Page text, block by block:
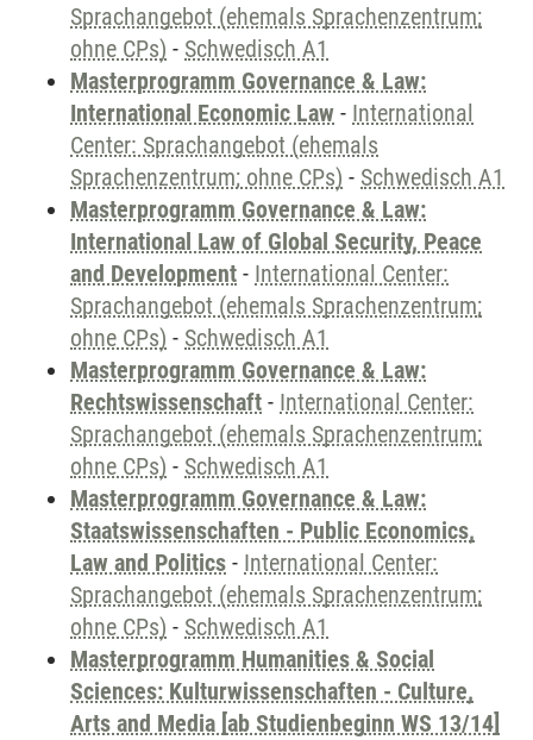
Sprachangebot (ehemals Sprachenzentrum;
ohne CPs) - Schwedisch A1
Masterprogramm Governance & Law:
International Economic Law - International
Center: Sprachangebot (ehemals
Sprachenzentrum; ohne CPs) - Schwedisch A1
Masterprogramm Governance & Law:
International Law of Global Security, Peace
and Development - International Center:
Sprachangebot (ehemals Sprachenzentrum;
ohne CPs) - Schwedisch A1
Masterprogramm Governance & Law:
Rechtswissenschaft - International Center:
Sprachangebot (ehemals Sprachenzentrum;
ohne CPs) - Schwedisch A1
Masterprogramm Governance & Law:
Staatswissenschaften - Public Economics,
Law and Politics - International Center:
Sprachangebot (ehemals Sprachenzentrum;
ohne CPs) - Schwedisch A1
Masterprogramm Humanities & Social
Sciences: Kulturwissenschaften - Culture,
Arts and Media [ab Studienbeginn WS 13/14]